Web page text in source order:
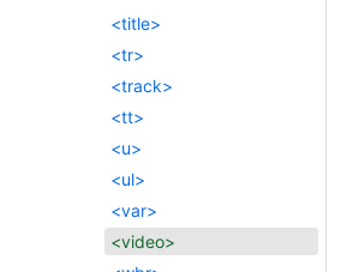
<title>
<tr>
<track>
<tt>
<u>
<ul>
<var>
<video>